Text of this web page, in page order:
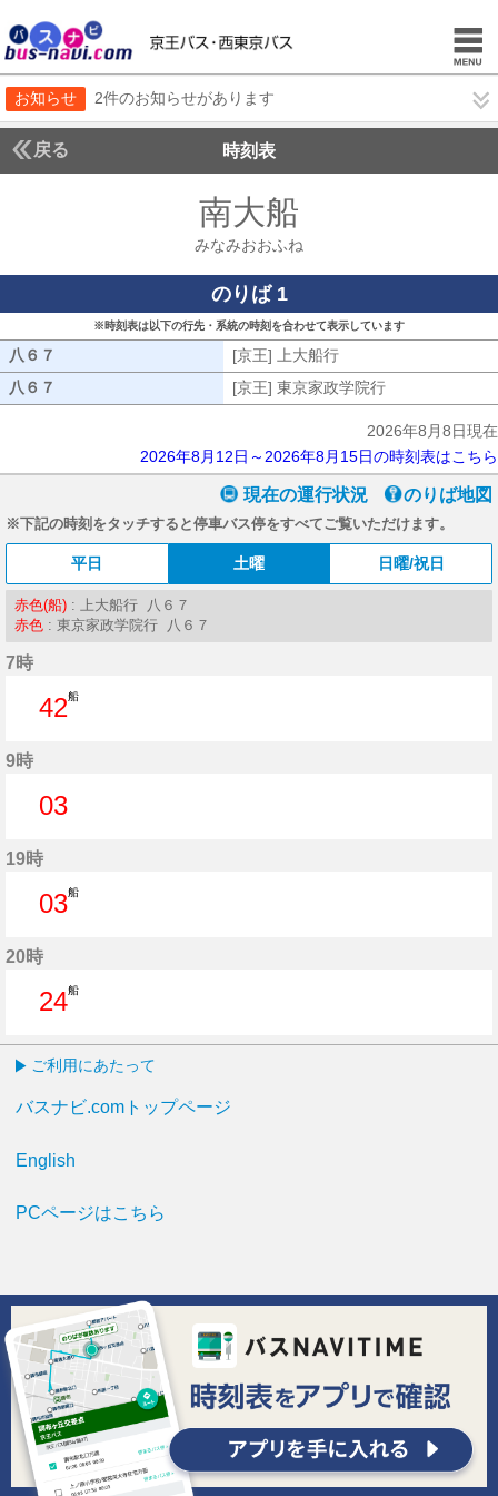
お知らせ 2件のお知らせがあります
戻る 時刻表
南大船
みなみおおふね
のりば 1
※時刻表は以下の行先・系統の時刻を合わせて表示しています
八６７ [京王] 上大船行
八６７
[京王] 東京家政学院行
2026年8月8日現在
2026年8月12日～2026年8月15日の時刻表はこちら
現在の運行状況 のりば地図
※下記の時刻をタッチすると停車バス停をすべてご覧いただけます。
平日 土曜 日曜/祝日
赤色(船) : 上大船行 八６７
赤色 : 東京家政学院行 八６７
7時
42船
9時
03
19時
03船
20時
24船
ご利用にあたって
バスナビ.comトップページ
English
PCページはこちら